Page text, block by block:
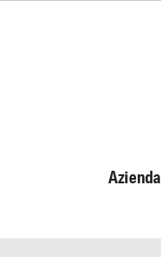
Azienda